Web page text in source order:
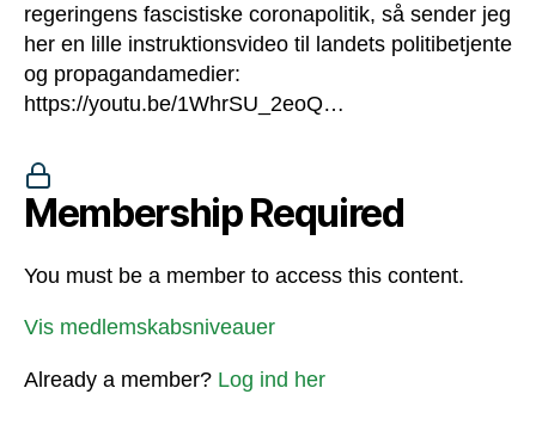
regeringens fascistiske coronapolitik, så sender jeg
her en lille instruktionsvideo til landets politibetjente
og propagandamedier:
https://youtu.be/1WhrSU_2eoQ…
Membership Required
You must be a member to access this content.
Vis medlemskabsniveauer
Already a member? Log ind her